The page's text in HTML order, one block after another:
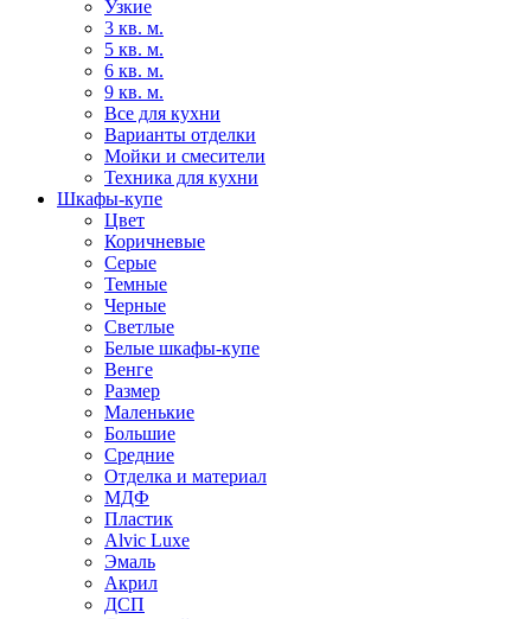
Узкие
3 кв. м.
5 кв. м.
6 кв. м.
9 кв. м.
Все для кухни
Варианты отделки
Мойки и смесители
Техника для кухни
Шкафы-купе
Цвет
Коричневые
Серые
Темные
Черные
Светлые
Белые шкафы-купе
Венге
Размер
Маленькие
Большие
Средние
Отделка и материал
МДФ
Пластик
Alvic Luxe
Эмаль
Акрил
ДСП